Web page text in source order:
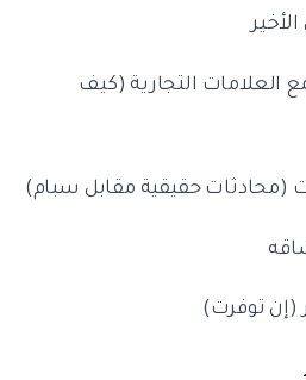
العلامات التجارية (كيف
(محادثات حقيقية مقابل سبام)
(إن توفرت)